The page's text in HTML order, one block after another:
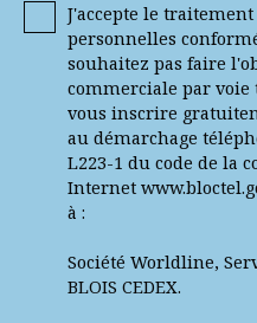
J'accepte le
personnelles
souhaitez pas faire
commerciale par voie
vous inscrire
au démarchage
L223-1 du code de la
Internet
à :
Société Worldline,
BLOIS CEDEX.